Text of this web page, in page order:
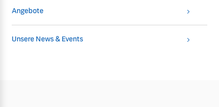
Angebote
Unsere News & Events